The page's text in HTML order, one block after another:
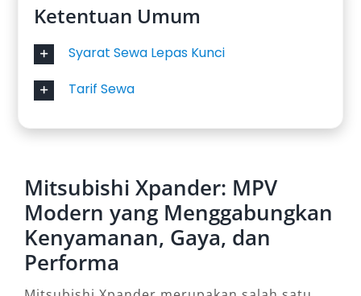
Ketentuan Umum
Syarat Sewa Lepas Kunci
Tarif Sewa
Mitsubishi Xpander: MPV
Modern yang Menggabungkan
Kenyamanan, Gaya, dan
Performa